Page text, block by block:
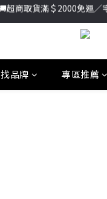
加入新會員送首購金＄
加入新會員送首購金＄
找品牌 專區推薦